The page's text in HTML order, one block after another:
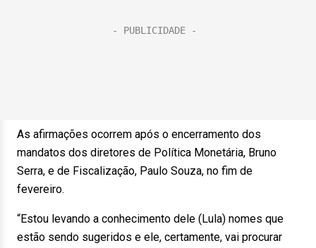
As afirmações ocorrem após o encerramento dos
mandatos dos diretores de Política Monetária, Bruno
Serra, e de Fiscalização, Paulo Souza, no fim de
fevereiro.
“Estou levando a conhecimento dele (Lula) nomes que
estão sendo sugeridos e ele, certamente, vai procurar